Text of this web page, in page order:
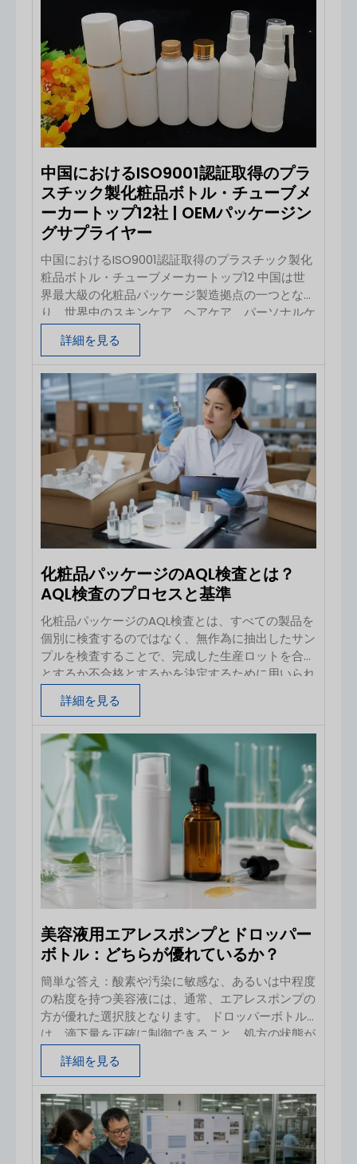
のない市販パッケージが保証されるわけではありま
せん。 24/410を分数として解釈しないでくださ
い。これは、内径が24 mm、全長が410 mm、あ
るいはねじ径が4.10 mmであることを意味するもの
ではありません。これは、容器とキャップを組み合
わせるために使用される、2つの要素からなる包装
規格です。何
中国におけるISO9001認証取得のプラ
スチック製化粧品ボトル・チューブメ
ーカートップ12社 | OEMパッケージン
グサプライヤー
中国におけるISO9001認証取得のプラスチック製化
粧品ボトル・チューブメーカートップ12 中国は世
界最大級の化粧品パッケージ製造拠点の一つとな
り、世界中のスキンケア、ヘアケア、パーソナルケ
ア、美容ブランド向けに、プラスチックボトル、化
粧品用チューブ、エアレス容器、ポンプ、およびカ
す。 海外のバイヤーにとって、プラスチック製化
粧品パッケージメーカーの選定は、価格だけではあ
りません。信頼できるサプライヤーは、安定した品
質管理、ISO9001に基づく品質管理体制、適切な素
材、カスタマイズされた設計能力、効率的な生産、
そして輸出実績を備えている必要があります。 以
下のメーカーは、プレミアムOEM開発、大量生産、
プラスチック成形技術、化粧品用チューブ、包括的
なパッケージソリューションなど、それぞれ異なる
強みを持っています。1. Boyu Packaging — 浙江省
詳細を見る
化粧品パッケージのAQL検査とは？
AQL検査のプロセスと基準
化粧品パッケージのAQL検査とは、すべての製品を
個別に検査するのではなく、無作為に抽出したサン
プルを検査することで、完成した生産ロットを合格
とするか不合格とするかを決定するために用いられ
る統計的手法です。検査に先立ち、買い手がロッ
ト、検査レベル、欠陥分類、および合格品質限界
一般にISO 2859-1またはANSI/ASQ Z1.4といった公
認のサンプリング規格を用いて、標本サイズおよび
各欠陥クラスごとの合格・不合格基準値を決定しま
す。 AQLは、ボトル、ジャー、チューブ、ポン
プ、ドロッパー、キャップ、および装飾が施された
部品などに有用ですが、しばしば誤解されていま
す。これは、ロット内の欠陥率が正確にAQLの割合
であるという保証ではなく、また、
詳細を見る
美容液用エアレスポンプとドロッパー
ボトル：どちらが優れているか？
簡単な答え：酸素や汚染に敏感な、あるいは中程度
の粘度を持つ美容液には、通常、エアレスポンプの
方が優れた選択肢となります。 ドロッパーボトル
は、滴下量を正確に制御できること、処方の状態が
視認できること、そして慣れ親しんだ上質な使用感
が重視される場合、低粘度の美容液やフェイシャル
形式も自動的に「最適」というわけではありませ
ん。最終的なパッケージは、実際の処方において、
適合性、安定性、吐出性、漏れ、輸送に関する試験
に合格する必要があります。美容液におけるエアレ
詳細を見る